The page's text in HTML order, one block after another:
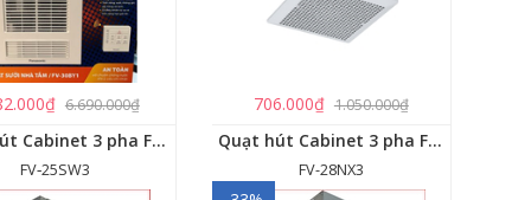
6.690.000₫ 706.000₫ 1.050.000₫
Quạt hút Cabinet 3 pha FV‑25SW3
FV‑25SW3
Quạt hút Cabinet 3 pha FV‑28NX3
FV-28NX3